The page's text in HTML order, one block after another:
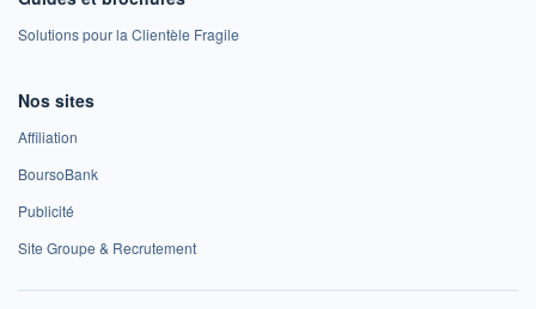
Solutions pour la Clientèle Fragile
Nos sites
Affiliation
BoursoBank
Publicité
Site Groupe & Recrutement